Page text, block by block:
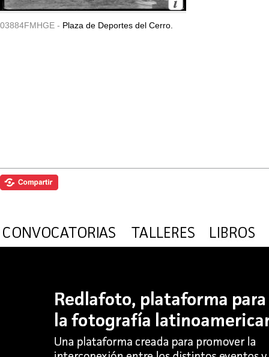
03884FMHGE - Plaza de Deportes del Cerro.